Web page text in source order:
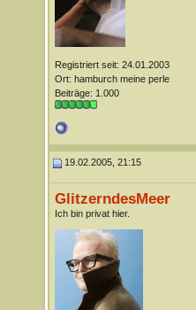
Registriert seit: 24.01.2003
Ort: hamburch meine perle
Beiträge: 1.000
19.02.2005, 21:15
GlitzerndesMeer
Ich bin privat hier.